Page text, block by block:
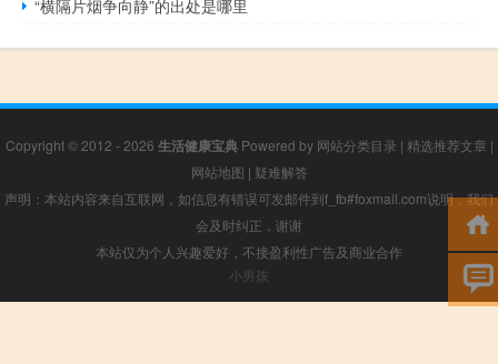
“横隔片烟争向静”的出处是哪里
Copyright © 2012 - 2026 生活健康宝典Powered by 网站分类目录 | 精选推荐文章 |
网站地图 | 疑难解答
声明：本站内容来自互联网，如信息有错误可发邮件到f_fb#foxmail.com说明，我们
会及时纠正，谢谢
本站仅为个人兴趣爱好，不接盈利性广告及商业合作
小男孩